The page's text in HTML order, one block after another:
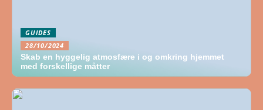
GUIDES
28/10/2024
Skab en hyggelig atmosfære i og omkring hjemmet
med forskellige måtter